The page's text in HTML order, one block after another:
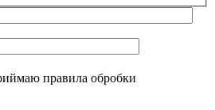
правила обробки